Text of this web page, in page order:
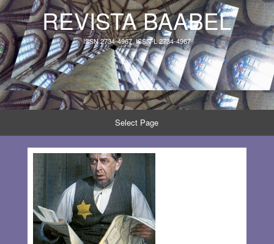
REVISTA BAABEL
ISSN 2734-4967, ISSN-L 2734-4967
Select Page